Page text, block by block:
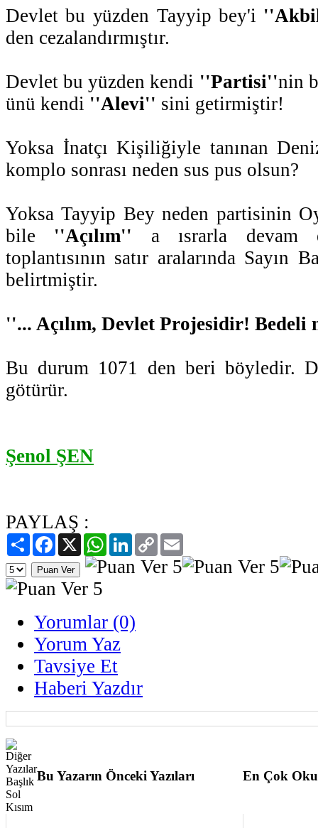
Devlet bu yüzden Tayyip bey'i
den cezalandırmıştır.
Devlet bu yüzden kendi ''Partisi''nin
ünü kendi ''Alevi'' sini getirmiştir!
Yoksa İnatçı Kişiliğiyle tanınan
komplo sonrası neden sus pus olsun?
Yoksa Tayyip Bey neden partisinin
bile ''Açılım'' a ısrarla devam
toplantısının satır aralarında Sayın
belirtmiştir.
''... Açılım, Devlet Projesidir! Bedeli
Bu durum 1071 den beri böyledir.
götürür.
Şenol ŞEN
PAYLAŞ :
PaylaşFacebook
X WhatsAppLinkedIn
Copy
Link
Yorumlar (0)
Yorum Yaz
Tavsiye Et
Haberi Yazdır
Bu Yazarın Önceki Yazıları En Çok